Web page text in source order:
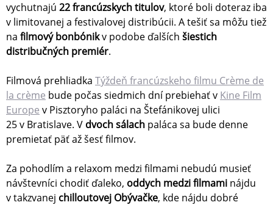
vychutnajú 22 francúzskych titulov, ktoré boli doteraz iba
v limitovanej a festivalovej distribúcii. A tešiť sa môžu tiež
na filmový bonbónikv podobe ďalších šiestich
distribučných premiér.
Filmová prehliadka Týždeň francúzskeho filmu Crème de
la crème bude počas siedmich dní prebiehať v Kine Film
Europe v Pisztoryho paláci na Štefánikovej ulici
25 v Bratislave. V dvoch sálach paláca sa bude denne
premietať päť až šesť filmov.
Za pohodlím a relaxom medzi filmami nebudú musieť
návštevníci chodiť ďaleko, oddych medzi filmami nájdu
v takzvanej chilloutovej Obývačke, kde nájdu dobré